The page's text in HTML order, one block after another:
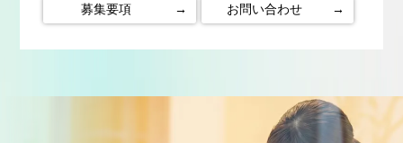
募集要項 → お問い合わせ →